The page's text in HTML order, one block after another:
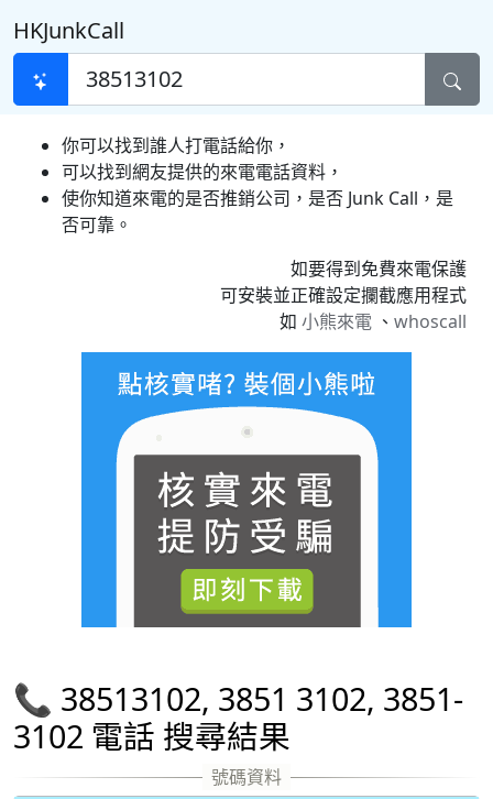
HKJunkCall
你可以找到誰人打電話給你，
可以找到網友提供的來電電話資料，
使你知道來電的是否推銷公司，是否 Junk Call，是
否可靠。
如要得到免費來電保護
可安裝並正確設定攔截應用程式
如 小熊來電 、 whoscall
📞 38513102, 3851 3102, 3851-
3102 電話 搜尋結果